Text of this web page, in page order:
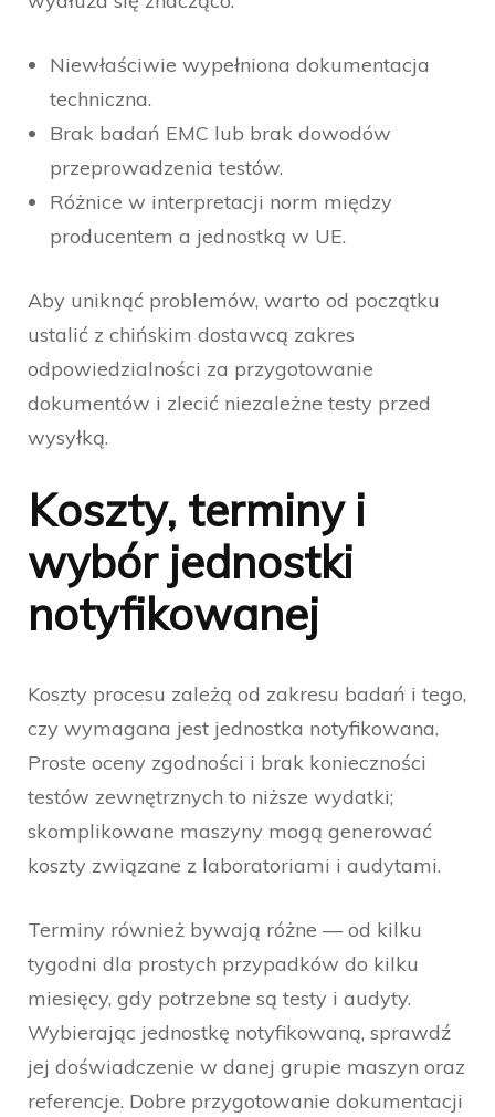
Niewłaściwie wypełniona dokumentacja
techniczna.
Brak badań EMC lub brak dowodów
przeprowadzenia testów.
Różnice w interpretacji norm między
producentem a jednostką w UE.
Aby uniknąć problemów, warto od początku
ustalić z chińskim dostawcą zakres
odpowiedzialności za przygotowanie
dokumentów i zlecić niezależne testy przed
wysyłką.
Koszty, terminy i
wybór jednostki
notyfikowanej
Koszty procesu zależą od zakresu badań i tego,
czy wymagana jest jednostka notyfikowana.
Proste oceny zgodności i brak konieczności
testów zewnętrznych to niższe wydatki;
skomplikowane maszyny mogą generować
koszty związane z laboratoriami i audytami.
Terminy również bywają różne — od kilku
tygodni dla prostych przypadków do kilku
miesięcy, gdy potrzebne są testy i audyty.
Wybierając jednostkę notyfikowaną, sprawdź
jej doświadczenie w danej grupie maszyn oraz
referencje. Dobre przygotowanie dokumentacji